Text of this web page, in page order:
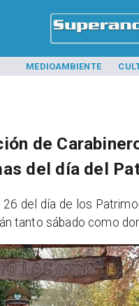
MEDIOAMBIENTE
de
del día del
del día de los
tanto sábado como